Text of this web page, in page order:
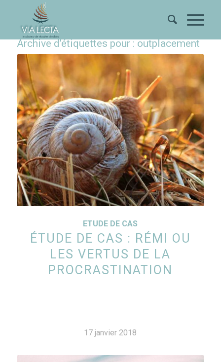
Archive d’étiquettes pour :outplacement
ETUDE DE CAS
ÉTUDE DE CAS : RÉMI OU
LES VERTUS DE LA
PROCRASTINATION
17 janvier 2018